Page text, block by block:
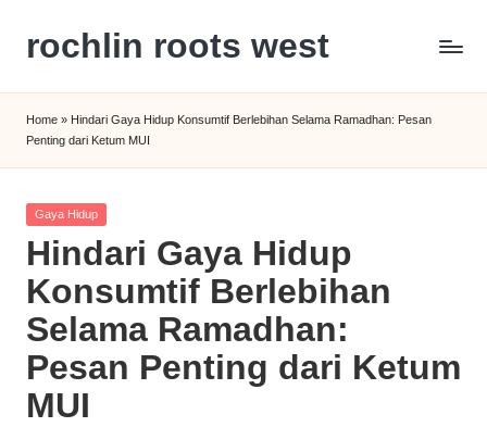
content
rochlin roots west
Kesehatan
Modern
Home » Hindari Gaya Hidup Konsumtif Berlebihan Selama Ramadhan: Pesan
Penting dari Ketum MUI
Posted
Gaya Hidup
Hindari Gaya Hidup
Konsumtif Berlebihan
Selama Ramadhan:
Pesan Penting dari Ketum
MUI